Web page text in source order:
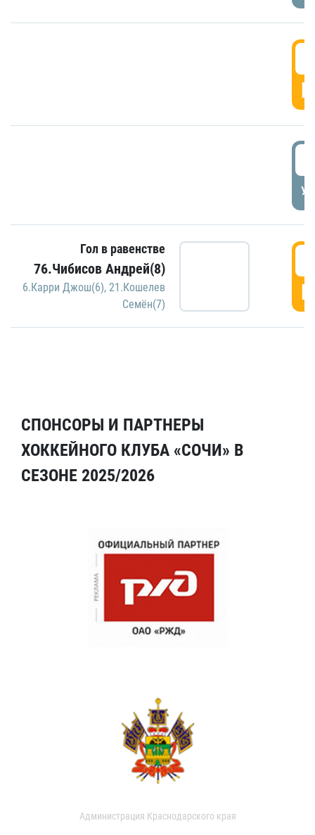
Гол в равенстве
76.Чибисов Андрей(8)
6.Карри Джош(6), 21.Кошелев
Семён(7)
СПОНСОРЫ И ПАРТНЕРЫ
ХОККЕЙНОГО КЛУБА «СОЧИ» В
СЕЗОНЕ 2025/2026
Администрация Краснодарского края